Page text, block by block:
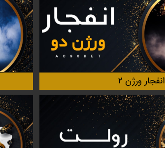
انفجار ورژن ۲